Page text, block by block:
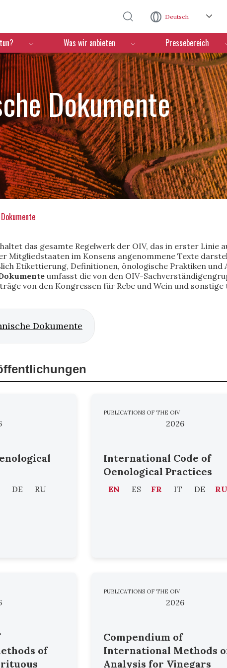
Deutsch
Was wir anbieten Pressebereich
Dokumente
das gesamte Regelwerk der OIV, das in erster Linie
Mitgliedstaaten im Konsens angenommene Texte
Etikettierung, Definitionen, önologische Praktiken und
umfasst die von den OIV-
von den Kongressen für Rebe und Wein und sonstige
Dokumente
DE RU
PUBLICATIONS OF THE OIV
2026
International Code of
Oenological Practices
EN ES FR IT DE RU
of
PUBLICATIONS OF THE OIV
2026
Compendium of
International Methods
Analysis for Vinegars